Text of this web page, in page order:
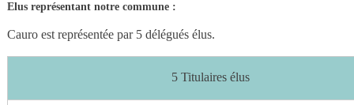
Elus représentant notre commune :
Cauro est représentée par 5 délégués élus.
5 Titulaires élus